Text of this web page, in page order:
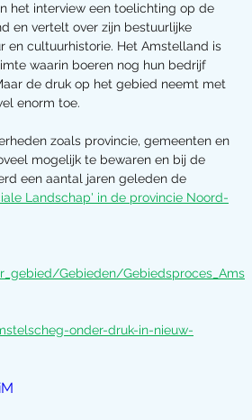
het interview een toelichting op de
en vertelt over zijn bestuurlijke
en cultuurhistorie. Het Amstelland is
waarin boeren nog hun bedrijf
de druk op het gebied neemt met
enorm toe.
zoals provincie, gemeenten en
mogelijk te bewaren en bij de
een aantal jaren geleden de
Landschap' in de provincie Noord-
Gebieden/Gebiedsproces_Ams
onder-druk-in-nieuw-